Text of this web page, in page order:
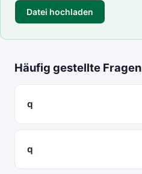
Datei hochladen
Häufig gestellte Fragen
q
q